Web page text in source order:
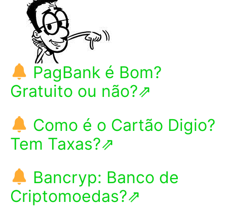
PagBank é Bom?
Gratuito ou não?⇗
Como é o Cartão Digio?
Tem Taxas?⇗
Bancryp: Banco de
Criptomoedas?⇗